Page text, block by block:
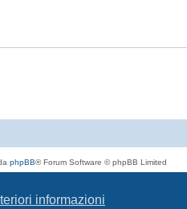
informazioni
phpBB® Forum Software © phpBB Limited